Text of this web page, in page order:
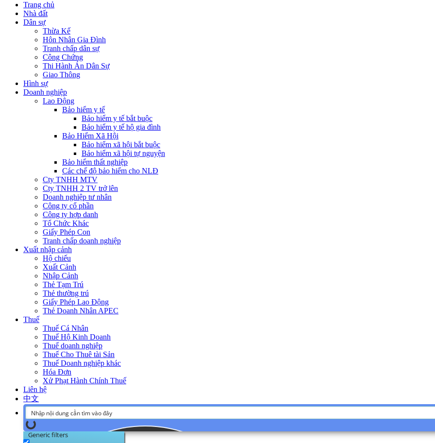
Trang chủ
Nhà đất
Dân sự
Thừa Kế
Hôn Nhân Gia Đình
Tranh chấp dân sự
Công Chứng
Thi Hành Án Dân Sự
Giao Thông
Hình sự
Doanh nghiệp
Lao Động
Bảo hiểm y tế
Bảo hiểm y tế bắt buộc
Bảo hiểm y tế hộ gia đình
Bảo Hiểm Xã Hội
Bảo hiểm xã hội bắt buộc
Bảo hiểm xã hội tự nguyện
Bảo hiểm thất nghiệp
Các chế độ bảo hiểm cho NLĐ
Cty TNHH MTV
Cty TNHH 2 TV trở lên
Doanh nghiệp tư nhân
Công ty cổ phần
Công ty hợp danh
Tổ Chức Khác
Giấy Phép Con
Tranh chấp doanh nghiệp
Xuất nhập cảnh
Hộ chiếu
Xuất Cảnh
Nhập Cảnh
Thẻ Tạm Trú
Thẻ thường trú
Giấy Phép Lao Động
Thẻ Doanh Nhân APEC
Thuế
Thuế Cá Nhân
Thuế Hộ Kinh Doanh
Thuế doanh nghiệp
Thuế Cho Thuê tài Sản
Thuế Doanh nghiệp khác
Hóa Đơn
Xử Phạt Hành Chính Thuế
Liên hệ
中文
Generic filters